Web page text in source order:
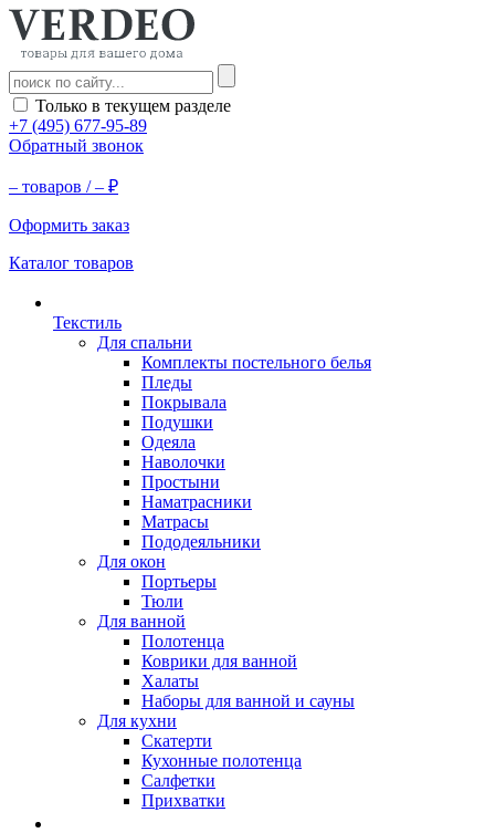
Только в текущем разделе
+7 (495) 677-95-89
Обратный звонок
– товаров /– ₽
Оформить заказ
Каталог товаров
Текстиль
Для спальни
Комплекты постельного белья
Пледы
Покрывала
Подушки
Одеяла
Наволочки
Простыни
Наматрасники
Матрасы
Пододеяльники
Для окон
Портьеры
Тюли
Для ванной
Полотенца
Коврики для ванной
Халаты
Наборы для ванной и сауны
Для кухни
Скатерти
Кухонные полотенца
Салфетки
Прихватки